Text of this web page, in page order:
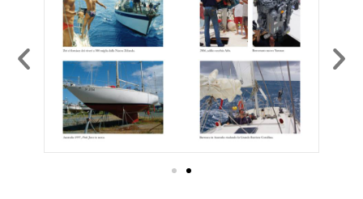
a disposizione dei suoi ospiti la lunga
esperienza accumulata in tanti anni di
navigazione.